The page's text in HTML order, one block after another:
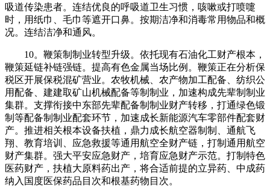
吸道传染患者。连结优良的呼吸道卫生习惯，咳嗽或打喷嚏
时，用纸巾、毛巾等遮开口鼻。按期洁净和消毒常用物品和概
况。连结洁净和通风。
10。鞭策制制业转型升级。依托现有石油化工财产根本，
鞭策延链补链强链。提高有色金属当场比例。鞭策正在分析保
税区开展保税混矿营业。农牧机械、农产物加工配备、纺织公
用配备、建建取矿山机械配备等制制业，加速构成先辈制制业
集群。支撑衔接中东部先辈配备制制业财产转移，打通绿色锻
制等配备制制业配套环节，加速成长新能源汽车零部件配套财
产。推进相关根本设备扶植，鼎力成长航空器制制、通航飞
翔、教育培训、应急救援等通用航空全财产链，打制通用航空
财产集群。强大平安应急财产，培育应急财产示范。打制特色
医药财产，扶植大原料药出产，将合适前提的立异药、中成药
纳入国度医保药品目次和根基药物目次。